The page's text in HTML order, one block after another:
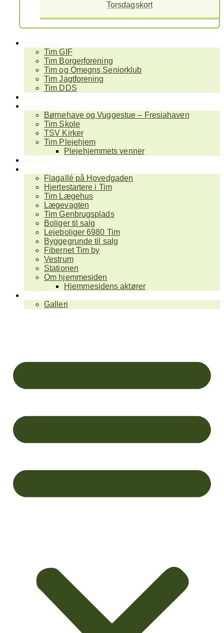
Torsdagskort
Tim GIF
Tim Borgerforening
Tim og Omegns Seniorklub
Tim Jagtforening
Tim DDS
Børnehave og Vuggestue – Fresiahaven
Tim Skole
TSV Kirker
Tim Plejehjem
Plejehjemmets venner
Flagallé på Hovedgaden
Hjertestartere i Tim
Tim Lægehus
Lægevagten
Tim Genbrugsplads
Boliger til salg
Lejeboliger 6980 Tim
Byggegrunde til salg
Fibernet Tim by
Vestrum
Stationen
Om hjemmesiden
Hjemmesidens aktører
Galleri